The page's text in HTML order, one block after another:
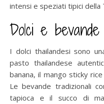
intensi e speziati tipici della
Dolci e bevande
I dolci thailandesi sono
pasto thailandese
banana, il mango sticky
Le bevande tradizionali
tapioca e il succo di